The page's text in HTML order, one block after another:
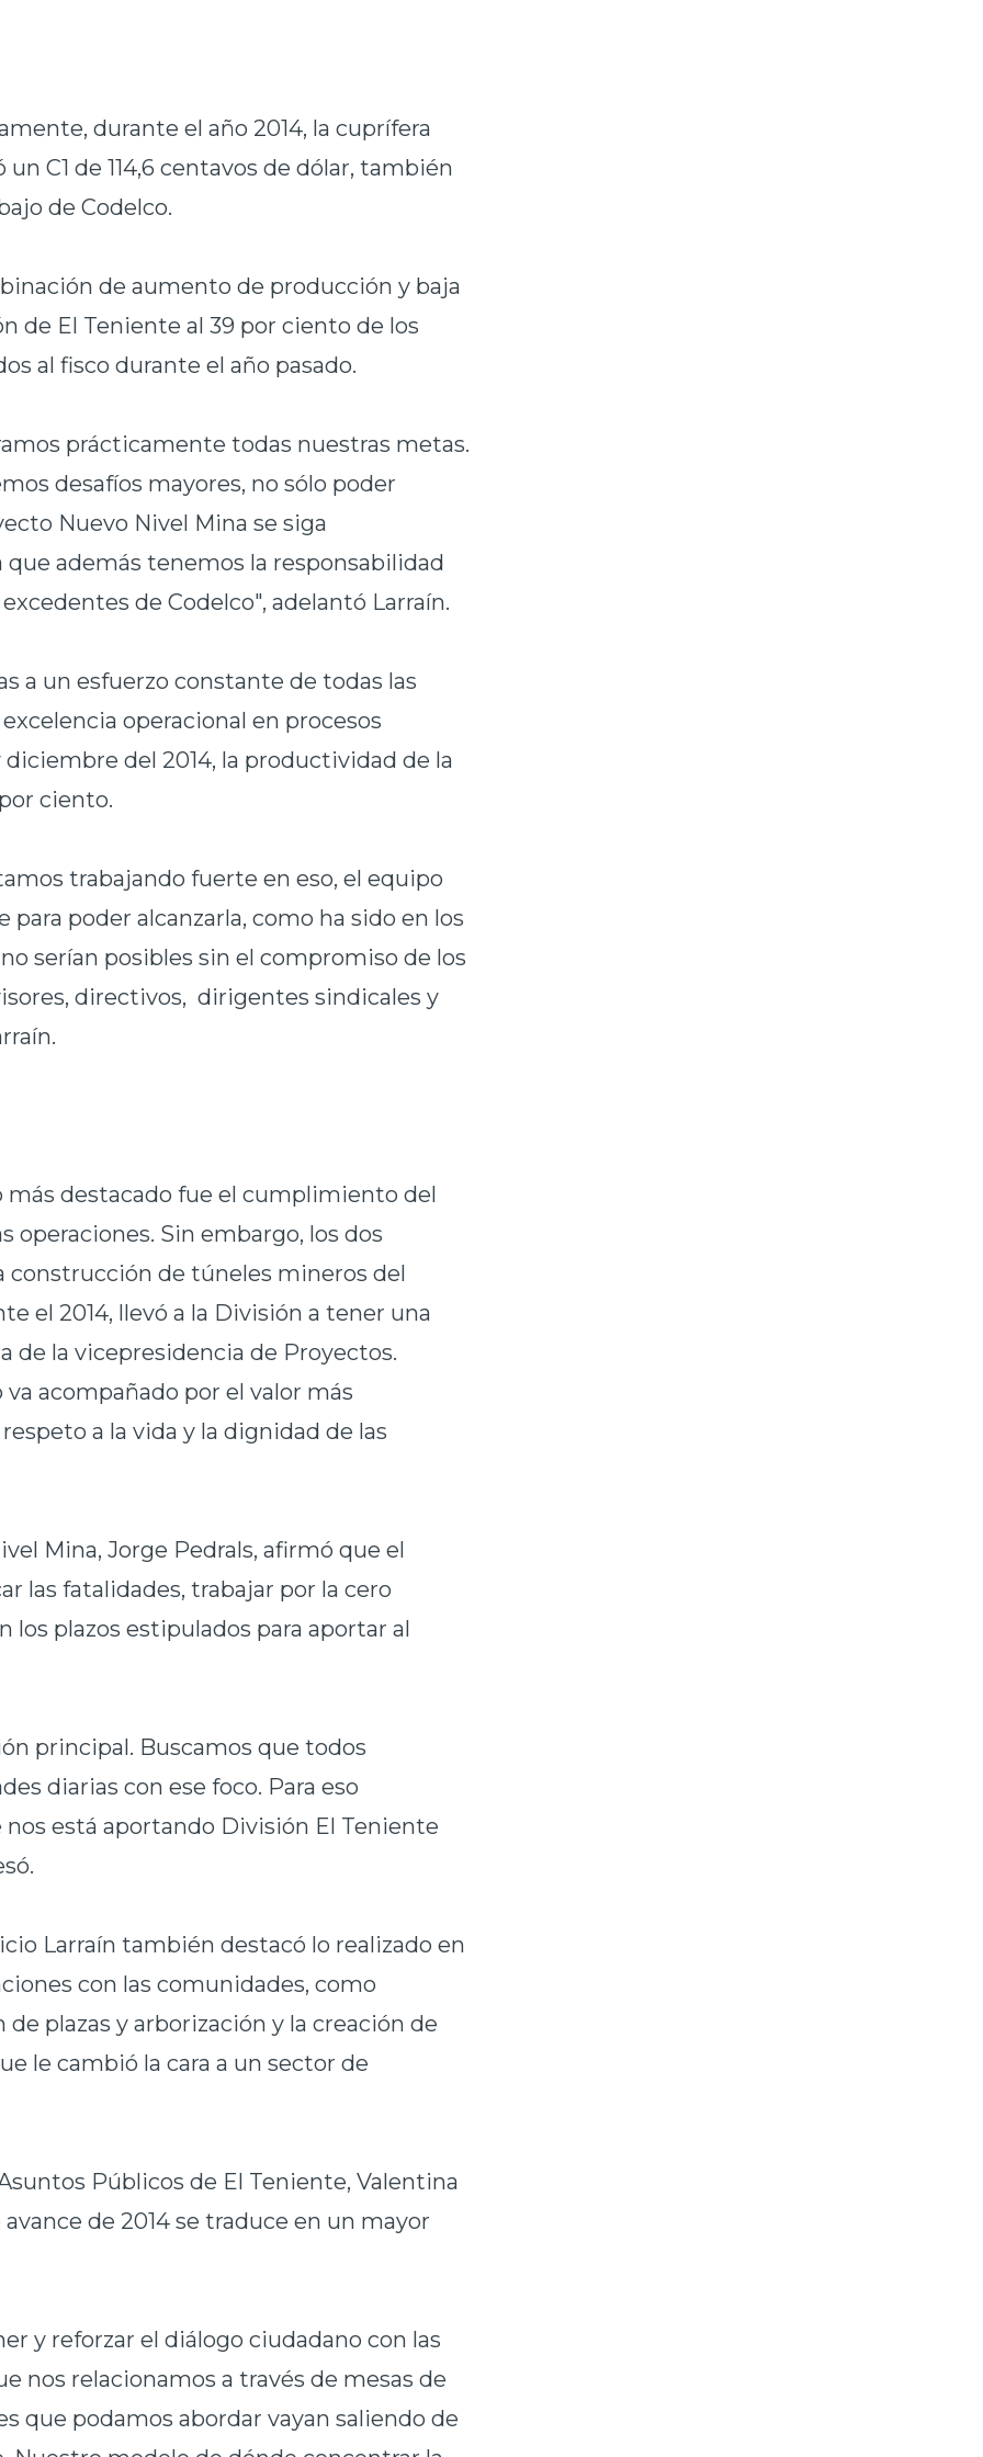
durante el año 2014, la cuprífera
C1 de 114,6 centavos de dólar, también
de Codelco.
de aumento de producción y baja
de El Teniente al 39 por ciento de los
al fisco durante el año pasado.
prácticamente todas nuestras metas.
desafíos mayores, no sólo poder
Nuevo Nivel Mina se siga
además tenemos la responsabilidad
de Codelco", adelantó Larraín.
a un esfuerzo constante de todas las
operacional en procesos
diciembre del 2014, la productividad de la
ciento.
trabajando fuerte en eso, el equipo
poder alcanzarla, como ha sido en los
serían posibles sin el compromiso de los
directivos, dirigentes sindicales y
más destacado fue el cumplimiento del
operaciones. Sin embargo, los dos
construcción de túneles mineros del
el 2014, llevó a la División a tener una
de la vicepresidencia de Proyectos.
acompañado por el valor más
a la vida y la dignidad de las
Mina, Jorge Pedrals, afirmó que el
las fatalidades, trabajar por la cero
plazos estipulados para aportar al
principal. Buscamos que todos
diarias con ese foco. Para eso
está aportando División El Teniente
Larraín también destacó lo realizado en
con las comunidades, como
plazas y arborización y la creación de
le cambió la cara a un sector de
Públicos de El Teniente, Valentina
de 2014 se traduce en un mayor
y reforzar el diálogo ciudadano con las
nos relacionamos a través de mesas de
que podamos abordar vayan saliendo de